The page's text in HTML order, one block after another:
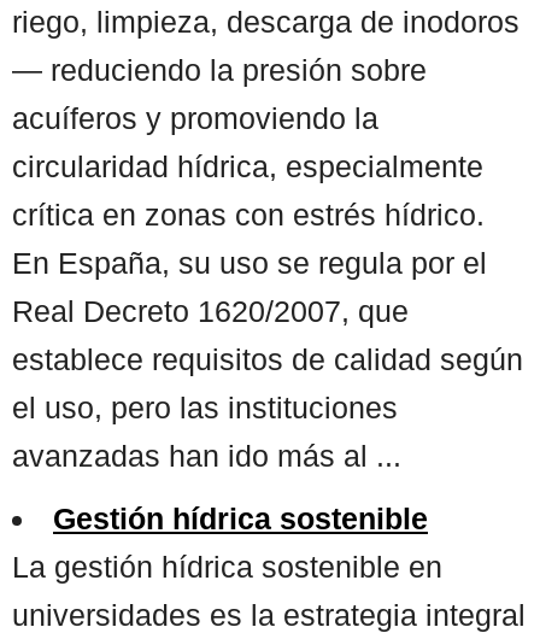
riego, limpieza, descarga de inodoros
— reduciendo la presión sobre
acuíferos y promoviendo la
circularidad hídrica, especialmente
crítica en zonas con estrés hídrico.
En España, su uso se regula por el
Real Decreto 1620/2007, que
establece requisitos de calidad según
el uso, pero las instituciones
avanzadas han ido más al ...
Gestión hídrica sostenible
La gestión hídrica sostenible en
universidades es la estrategia integral